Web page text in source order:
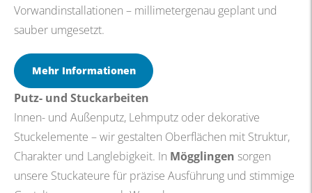
Vorwandinstallationen – millimetergenau geplant und
sauber umgesetzt.
Mehr Informationen
Putz- und Stuckarbeiten
Innen- und Außenputz, Lehmputz oder dekorative
Stuckelemente – wir gestalten Oberflächen mit Struktur,
Charakter und Langlebigkeit. In Mögglingen sorgen
unsere Stuckateure für präzise Ausführung und stimmige